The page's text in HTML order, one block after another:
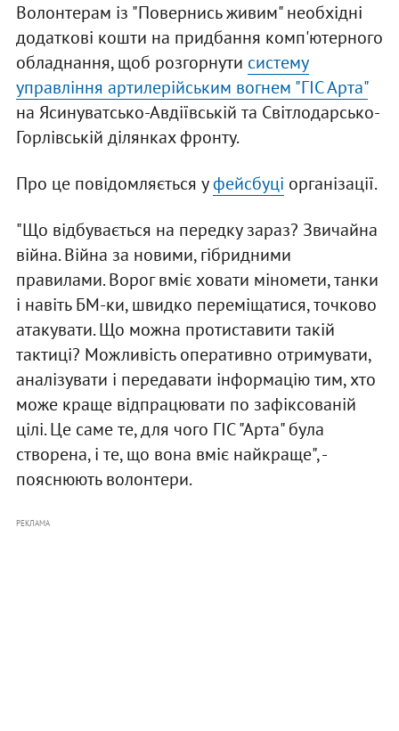
Волонтерам із "Повернись живим" необхідні
додаткові кошти на придбання комп'ютерного
обладнання, щоб розгорнути систему
управління артилерійським вогнем "ГІС Арта"
на Ясинуватсько-Авдіївській та Світлодарсько-
Горлівській ділянках фронту.
Про це повідомляється уфейсбуці організації.
"Що відбувається на передку зараз? Звичайна
війна. Війна за новими, гібридними
правилами. Ворог вміє ховати міномети, танки
і навіть БМ-ки, швидко переміщатися, точково
атакувати. Що можна протиставити такій
тактиці? Можливість оперативно отримувати,
аналізувати і передавати інформацію тим, хто
може краще відпрацювати по зафіксованій
цілі. Це саме те, для чого ГІС "Арта" була
створена, і те, що вона вміє найкраще", -
пояснюють волонтери.
РЕКЛАМА